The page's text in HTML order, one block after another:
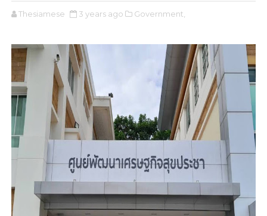
Thesiamese 3 years ago Government,